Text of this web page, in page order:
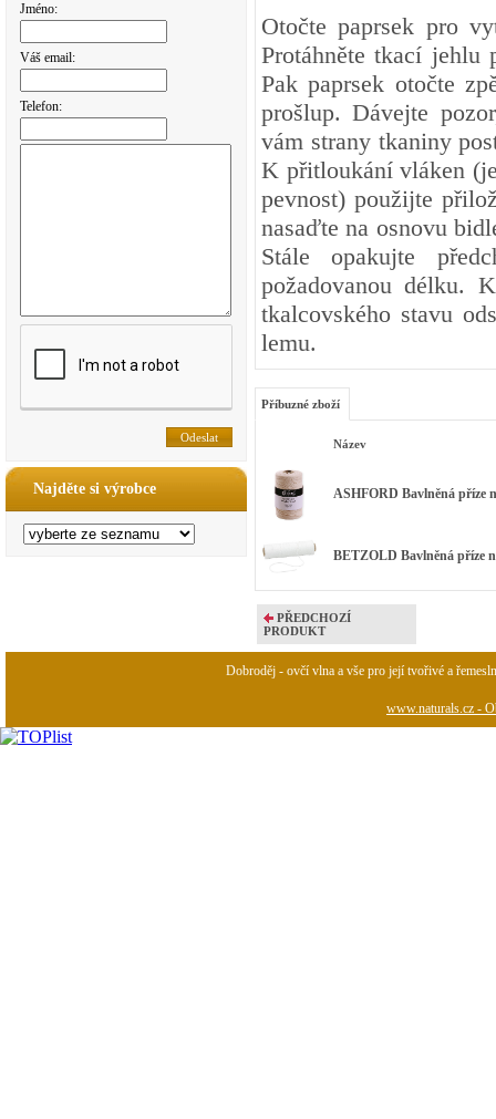
Jméno:
Váš email:
Telefon:
Najděte si výrobce
Otočte paprsek pro
Protáhněte tkací jehlu
Pak paprsek otočte
prošlup. Dávejte
vám strany tkaniny
K přitloukání vláken
pevnost) použijte
nasaďte na osnovu
Stále opakujte
požadovanou délku.
tkalcovského stavu
lemu.
Příbuzné zboží
Název
ASHFORD Bavlněná příze
BETZOLD Bavlněná příze
PŘEDCHOZÍ
PRODUKT
Dobroděj - ovčí vlna a vše pro její tvořivé a
www.naturals.cz -